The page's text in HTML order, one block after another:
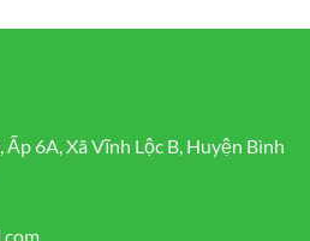
6A, Xã Vĩnh Lộc B, Huyện Bình